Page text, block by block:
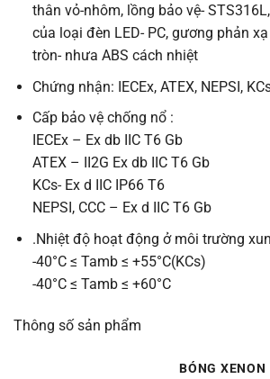
thân vỏ-nhôm, lồng bảo vệ-
của loại đèn LED- PC, gương phản
tròn- nhưa ABS cách nhiệt
Chứng nhận: IECEx, ATEX, NEPSI,
Cấp bảo vệ chống nổ :
IECEx – Ex db IIC T6 Gb
ATEX –
II2G Ex db IIC T6 Gb
KCs- Ex d IIC IP66 T6
NEPSI, CCC – Ex d IIC T6 Gb
.Nhiệt độ hoạt động ở môi trường
-40°C ≤ Tamb ≤ +55°C(KCs)
-40°C ≤ Tamb ≤ +60°C
Thông số sản phẩm
BÓNG XENON